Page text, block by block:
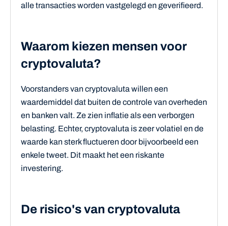
alle transacties worden vastgelegd en geverifieerd.
Waarom kiezen mensen voor
cryptovaluta?
Voorstanders van cryptovaluta willen een
waardemiddel dat buiten de controle van overheden
en banken valt. Ze zien inflatie als een verborgen
belasting. Echter, cryptovaluta is zeer volatiel en de
waarde kan sterk fluctueren door bijvoorbeeld een
enkele tweet. Dit maakt het een riskante
investering.
De risico's van cryptovaluta